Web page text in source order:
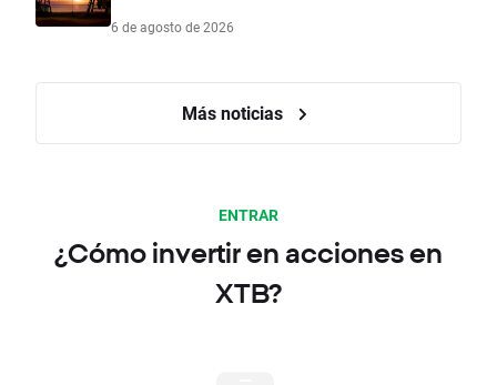
6 de agosto de 2026
Más noticias
ENTRAR
¿Cómo invertir en acciones en
XTB?